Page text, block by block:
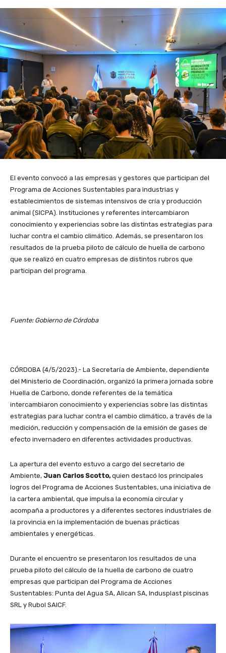
El evento convocó a las empresas y gestores que participan del
Programa de Acciones Sustentables para industrias y
establecimientos de sistemas intensivos de cría y producción
animal (SICPA). Instituciones y referentes intercambiaron
conocimiento y experiencias sobre las distintas estrategias para
luchar contra el cambio climático. Además, se presentaron los
resultados de la prueba piloto de cálculo de huella de carbono
que se realizó en cuatro empresas de distintos rubros que
participan del programa.
Fuente: Gobierno de Córdoba
CÓRDOBA (4/5/2023).- La Secretaría de Ambiente, dependiente
del Ministerio de Coordinación, organizó la primera jornada sobre
Huella de Carbono, donde referentes de la temática
intercambiaron conocimiento y experiencias sobre las distintas
estrategias para luchar contra el cambio climático, a través de la
medición, reducción y compensación de la emisión de gases de
efecto invernadero en diferentes actividades productivas.
La apertura del evento estuvo a cargo del secretario de
Ambiente, Juan Carlos Scotto,quien destacó los principales
logros del Programa de Acciones Sustentables, una iniciativa de
la cartera ambiental, que impulsa la economía circular y
acompaña a productores y a diferentes sectores industriales de
la provincia en la implementación de buenas prácticas
ambientales y energéticas.
Durante el encuentro se presentaron los resultados de una
prueba piloto del cálculo de la huella de carbono de cuatro
empresas que participan del Programa de Acciones
Sustentables: Punta del Agua SA, Alican SA, Indusplast piscinas
SRL y Rubol SAICF.